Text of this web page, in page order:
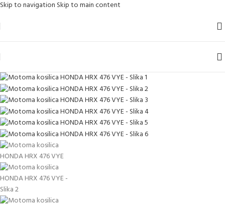
Skip to navigation Skip to main content